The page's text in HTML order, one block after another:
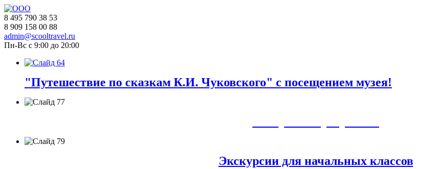
8 495 790 38 53
8 909 158 00 88
admin@scooltravel.ru
Пн-Вс с 9:00 до 20:00
"Путешествие по сказкам К.И. Чуковского" с посещением музея!
Экскурсии для начальных классов